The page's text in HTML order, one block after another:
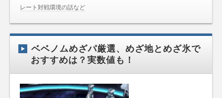
レート対戦環境の話など
ベベノムめざパ厳選、めざ地とめざ氷で
おすすめは？実数値も！